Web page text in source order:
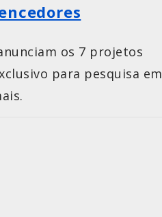
os 7 projetos
para pesquisa em